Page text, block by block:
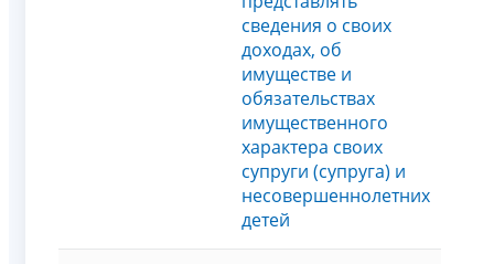
сведения о своих
доходах, об
имуществе и
обязательствах
имущественного
характера своих
супруги (супруга) и
несовершеннолетних
детей